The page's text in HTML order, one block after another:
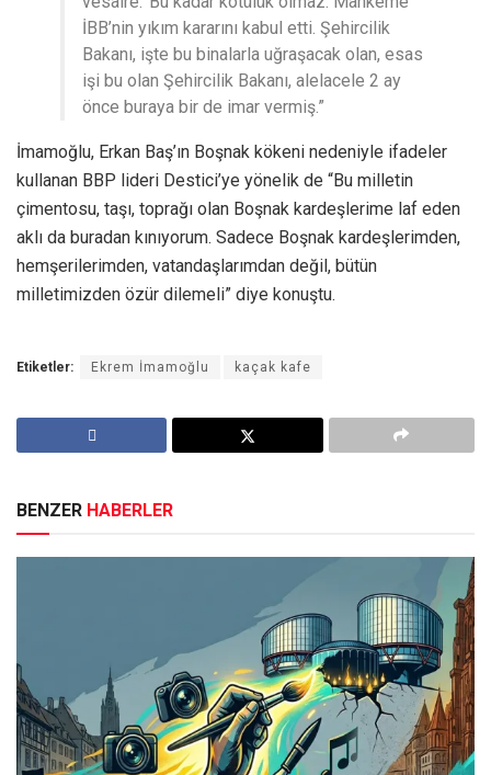
İBB’nin yıkım kararını kabul etti. Şehircilik
Bakanı, işte bu binalarla uğraşacak olan, esas
işi bu olan Şehircilik Bakanı, alelacele 2 ay
önce buraya bir de imar vermiş.”
İmamoğlu, Erkan Baş’ın Boşnak kökeni nedeniyle ifadeler
kullanan BBP lideri Destici’ye yönelik de “Bu milletin
çimentosu, taşı, toprağı olan Boşnak kardeşlerime laf eden
aklı da buradan kınıyorum. Sadece Boşnak kardeşlerimden,
hemşerilerimden, vatandaşlarımdan değil, bütün
milletimizden özür dilemeli” diye konuştu.
Etiketler: Ekrem İmamoğlu kaçak kafe
BENZER HABERLER